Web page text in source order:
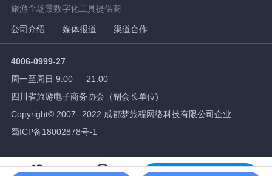
旅游全场景数字化工具提供商
公司介绍 媒体报道 渠道合作
4006-0999-27
周一至周日 9:00 — 21:00
四川省旅游电子商务协会（副会长单位)
Copyright©:2007--2022 成都梦旅程网络科技有限公司企业
蜀ICP备18002878号-1